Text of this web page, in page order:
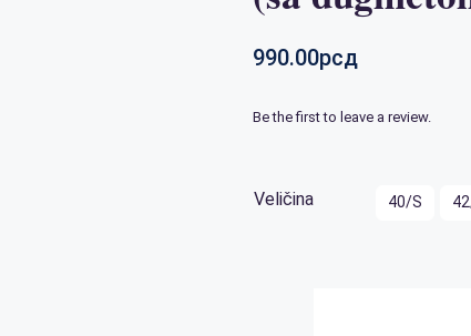
990.00рсд
Be the first to leave a review.
Veličina 40/S